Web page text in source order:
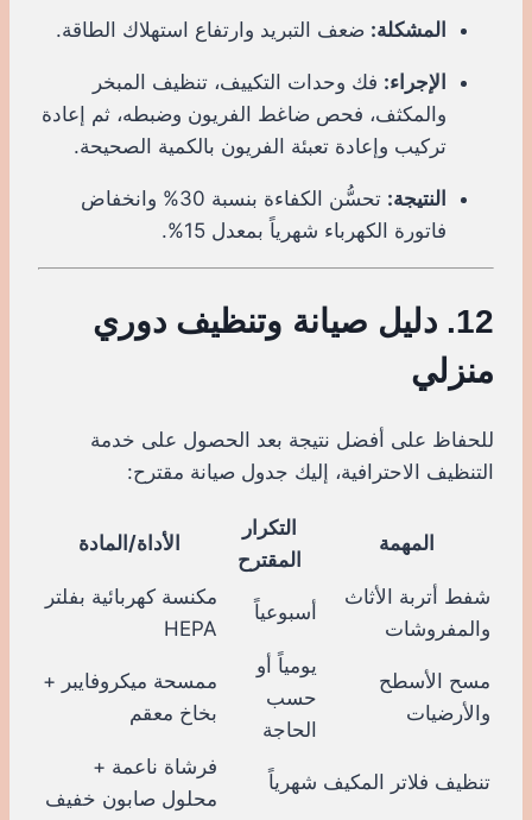
المشكلة: ضعف التبريد وارتفاع استهلاك الطاقة.
الإجراء: فك وحدات التكييف، تنظيف المبخر
والمكثف، فحص ضاغط الفريون وضبطه، ثم إعادة
تركيب وإعادة تعبئة الفريون بالكمية الصحيحة.
النتيجة:
تحسُّن الكفاءة بنسبة 30% وانخفاض
فاتورة الكهرباء شهرياً بمعدل 15%.
12. دليل صيانة وتنظيف دوري
منزلي
للحفاظ على أفضل نتيجة بعد الحصول على خدمة
التنظيف الاحترافية، إليك جدول صيانة مقترح:
المهمة
التكرار
المقترح
الأداة/المادة
شفط أتربة الأثاث
والمفروشات
أسبوعياً
مكنسة كهربائية بفلتر
HEPA
مسح الأسطح
والأرضيات
يومياً أو
حسب
الحاجة
ممسحة ميكروفايبر +
بخاخ معقم
تنظيف فلاتر المكيف شهرياً
فرشاة ناعمة +
محلول صابون خفيف